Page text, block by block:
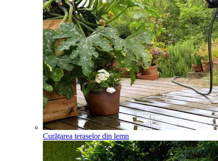
Curățarea teraselor din lemn